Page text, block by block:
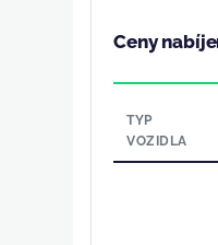
Ceny
TYP
VOZIDLA